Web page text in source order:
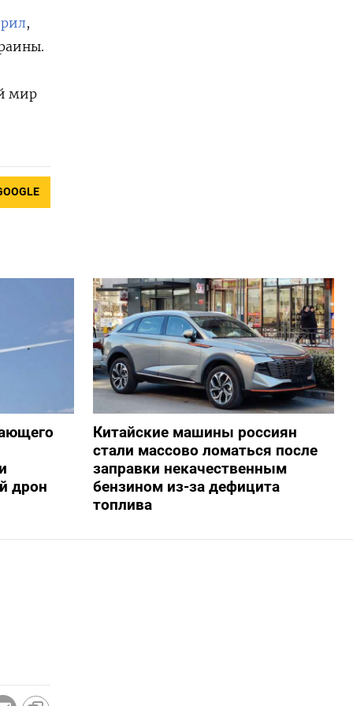
,
мир
дрон
Китайские машины россиян
стали массово ломаться после
заправки некачественным
бензином из-за дефицита
топлива